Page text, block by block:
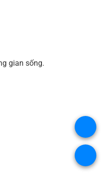
gian sống.